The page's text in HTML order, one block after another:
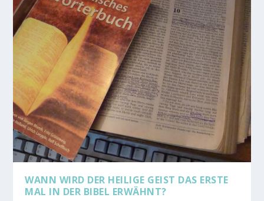
WANN WIRD DER HEILIGE GEIST DAS ERSTE
MAL IN DER BIBEL ERWÄHNT?